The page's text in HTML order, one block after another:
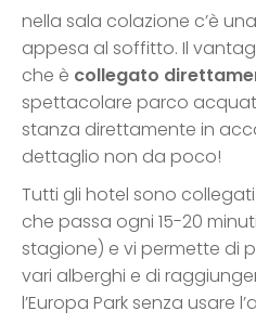
nella sala colazione c’è
appesa al soffitto. Il
che è collegato
spettacolare parco
stanza direttamente in
dettaglio non da poco!
Tutti gli hotel sono
che passa ogni 15-20
stagione) e vi permette di
vari alberghi e di
l’Europa Park senza usare